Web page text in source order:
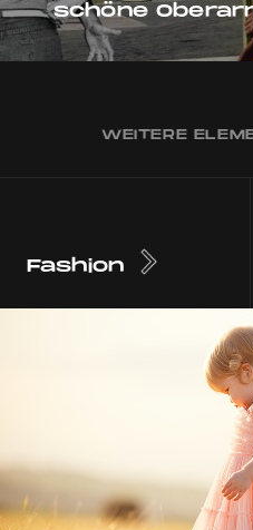
schöne
WEITERE
Fashion